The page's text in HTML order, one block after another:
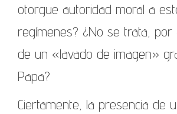
otorgue autoridad moral a
regímenes? ¿No se trata, por
de un «lavado de imagen»
Papa?
Ciertamente, la presencia de